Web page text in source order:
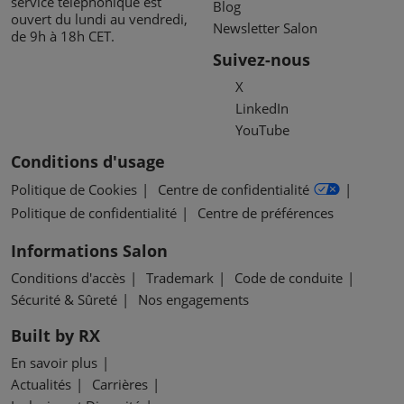
ouvert du lundi au vendredi,
de 9h à 18h CET.
Blog
Newsletter Salon
Suivez-nous
X
LinkedIn
YouTube
Conditions d'usage
Politique de Cookies
Centre de confidentialité
Politique de confidentialité
Centre de préférences
Informations Salon
Conditions d'accès Trademark
Code de conduite
Sécurité & Sûreté
Nos engagements
Built by RX
En savoir plus
Actualités
Carrières